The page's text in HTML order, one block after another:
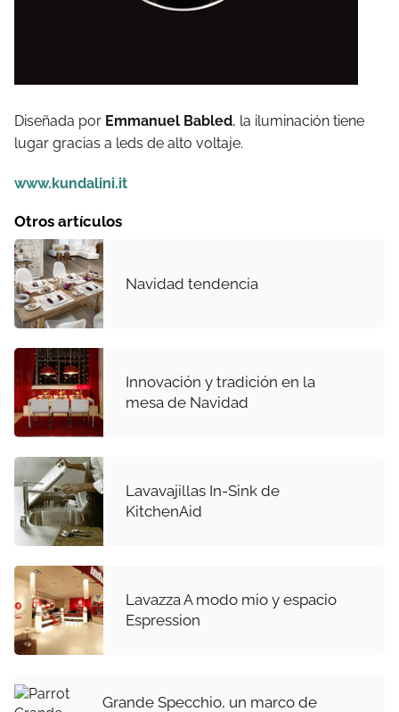
Diseñada por Emmanuel Babled, la iluminación tiene
lugar gracias a leds de alto voltaje.
www.kundalini.it
Otros artículos
Navidad tendencia
Innovación y tradición en la
mesa de Navidad
Lavavajillas In-Sink de
KitchenAid
Lavazza A modo mio y espacio
Espression
Grande Specchio, un marco de